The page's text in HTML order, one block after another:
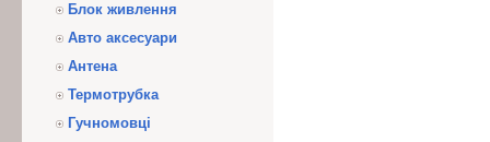
Блок живлення
Авто аксесуари
Антена
Термотрубка
Гучномовці